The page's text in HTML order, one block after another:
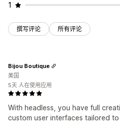
1
撰写评论 所有评论
With headless, you have full
custom user interfaces tailored
Bijou Boutique
美国
5天 人在使用应用